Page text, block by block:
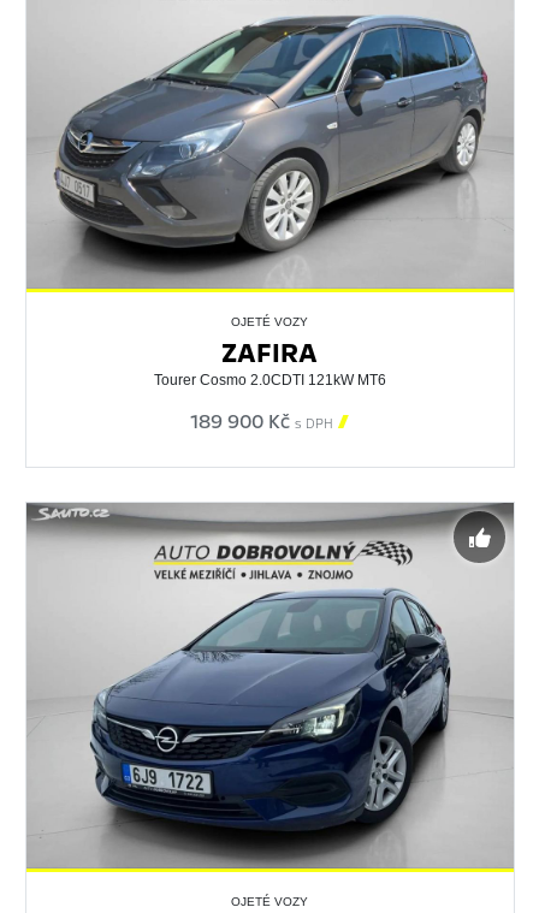
OJETÉ VOZY
ZAFIRA
Tourer Cosmo 2.0CDTI 121kW MT6
189 900 Kč s DPH 
OJETÉ VOZY